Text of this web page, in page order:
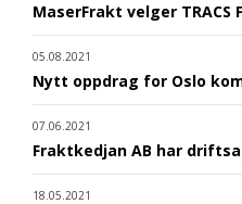
MaserFrakt velger TRACS
05.08.2021
Nytt oppdrag for Oslo
07.06.2021
Fraktkedjan AB har
18.05.2021